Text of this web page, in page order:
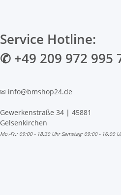
Service Hotline:
✆ +49 209 972 995
✉ info@bmshop24.de
Gewerkenstraße 34 | 45881
Gelsenkirchen
Mo.-Fr.: 09:00 - 18:30 Uhr Samstag: 09:00 - 16:00